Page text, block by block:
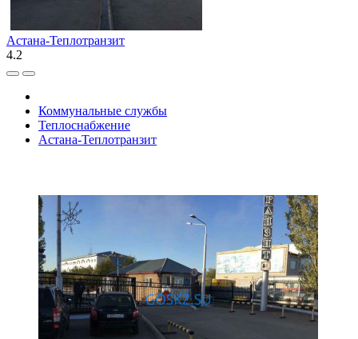
Астана-Теплотранзит
4.2
Коммунальные службы
Теплоснабжение
Астана-Теплотранзит